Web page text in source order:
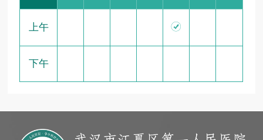
上午 
下午